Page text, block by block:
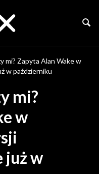
mi? Zapyta Alan Wake w
w październiku
mi?
w
już w